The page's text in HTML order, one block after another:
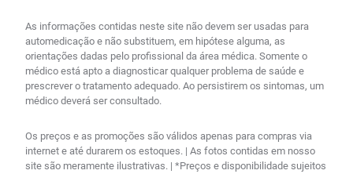
As informações contidas neste site não devem ser usadas para
automedicação e não substituem, em hipótese alguma, as
orientações dadas pelo profissional da área médica. Somente o
médico está apto a diagnosticar qualquer problema de saúde e
prescrever o tratamento adequado. Ao persistirem os sintomas, um
médico deverá ser consultado.
Os preços e as promoções são válidos apenas para compras via
internet e até durarem os estoques. | As fotos contidas em nosso
site são meramente ilustrativas. | *Preços e disponibilidade sujeitos